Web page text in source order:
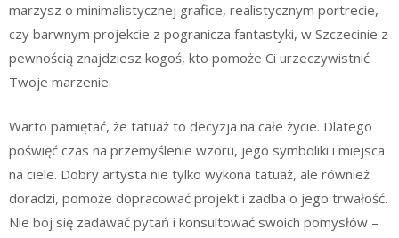
marzysz o minimalistycznej grafice, realistycznym portrecie,
czy barwnym projekcie z pogranicza fantastyki, w Szczecinie z
pewnością znajdziesz kogoś, kto pomoże Ci urzeczywistnić
Twoje marzenie.
Warto pamiętać, że tatuaż to decyzja na całe życie. Dlatego
poświęć czas na przemyślenie wzoru, jego symboliki i miejsca
na ciele. Dobry artysta nie tylko wykona tatuaż, ale również
doradzi, pomoże dopracować projekt i zadba o jego trwałość.
Nie bój się zadawać pytań i konsultować swoich pomysłów –